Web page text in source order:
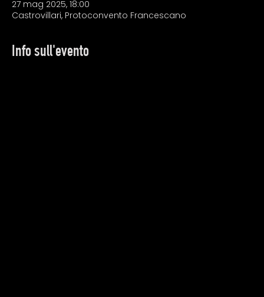
27 mag 2025, 18:00
Castrovillari, Protoconvento Francescano
Info sull'evento